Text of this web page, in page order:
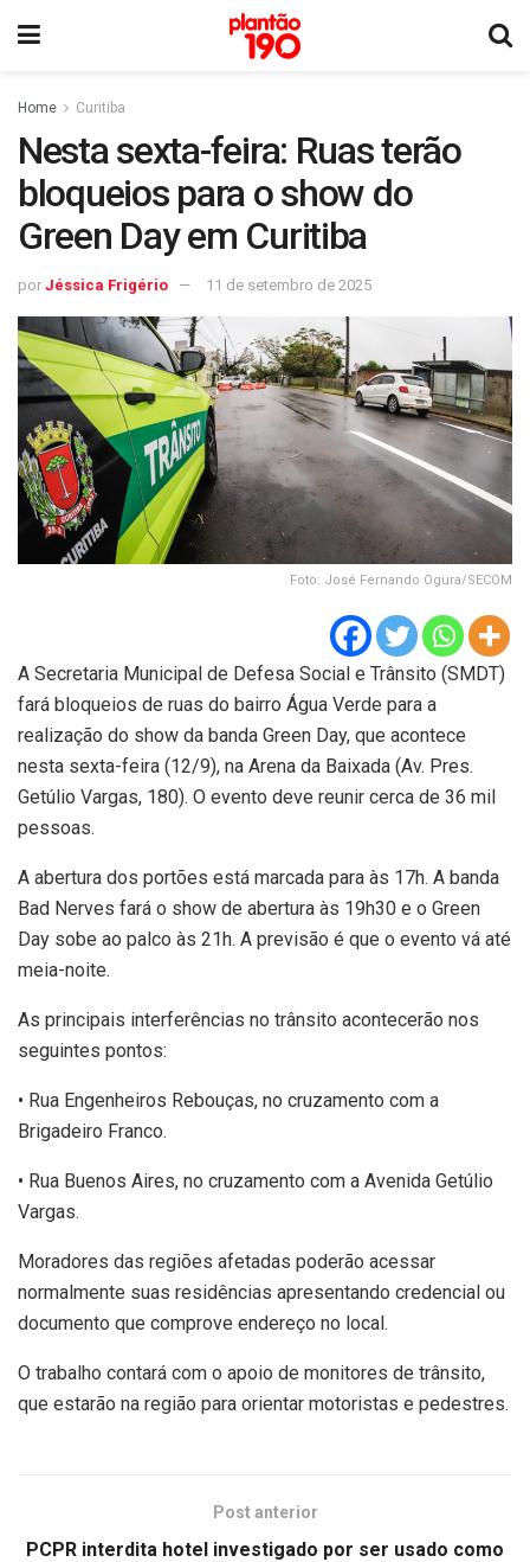
Home Curitiba
Nesta sexta-feira: Ruas terão
bloqueios para o show do
Green Day em Curitiba
por Jéssica Frigério 11 de setembro de 2025
Foto: José Fernando Ogura/SECOM
A Secretaria Municipal de Defesa Social e Trânsito (SMDT)
fará bloqueios de ruas do bairro Água Verde para a
realização do show da banda Green Day, que acontece
nesta sexta-feira (12/9), na Arena da Baixada (Av. Pres.
Getúlio Vargas, 180). O evento deve reunir cerca de 36 mil
pessoas.
A abertura dos portões está marcada para às 17h. A banda
Bad Nerves fará o show de abertura às 19h30 e o Green
Day sobe ao palco às 21h. A previsão é que o evento vá até
meia-noite.
As principais interferências no trânsito acontecerão nos
seguintes pontos:
• Rua Engenheiros Rebouças, no cruzamento com a
Brigadeiro Franco.
• Rua Buenos Aires, no cruzamento com a Avenida Getúlio
Vargas.
Moradores das regiões afetadas poderão acessar
normalmente suas residências apresentando credencial ou
documento que comprove endereço no local.
O trabalho contará com o apoio de monitores de trânsito,
que estarão na região para orientar motoristas e pedestres.
Post anterior
PCPR interdita hotel investigado por ser usado como